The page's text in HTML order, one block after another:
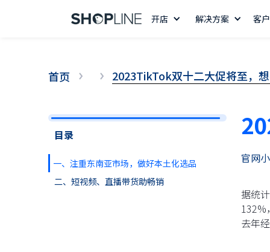
开店 解决方案 客
首页 2023TikTok双十二大促将至，
目录
一、注重东南亚市场，做好本土化选品
二、短视频、直播带货助畅销
官网
据统
132%
去年